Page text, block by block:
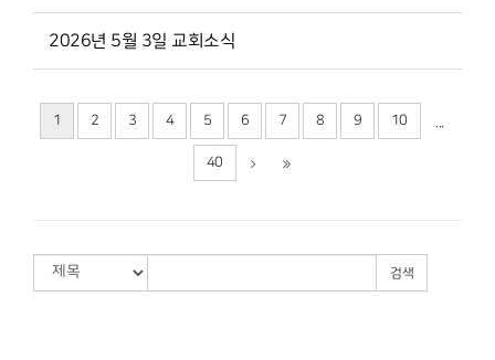
2026년 5월 3일 교회소식
1 2 3 4 5 6 7 8 9 10 ...
40
검색